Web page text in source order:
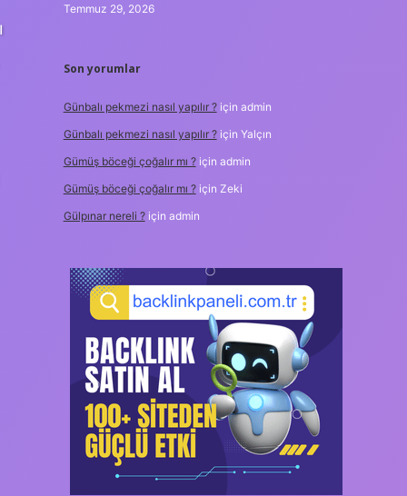
Temmuz 29, 2026
Son yorumlar
Günbalı pekmezi nasıl yapılır ?için admin
Günbalı pekmezi nasıl yapılır ?için Yalçın
Gümüş böceği çoğalır mı ?için admin
Gümüş böceği çoğalır mı ?için Zeki
Gülpınar nereli ?için admin